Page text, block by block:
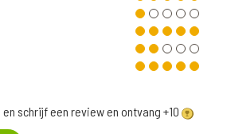
en schrijf een review en ontvang +10